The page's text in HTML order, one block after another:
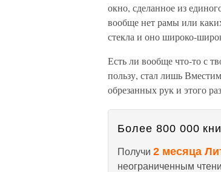
окно, сделанное из
вообще нет рамы или
стекла и оно широко-
Есть ли вообще что-то с
пользу, стал лишь
обрезанных рук и этого
Более 800 000
Получи 2 месяца
неограниченным